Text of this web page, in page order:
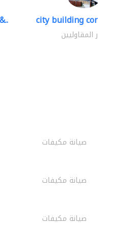
city building
كبار المقاوليين
صيانة مكيفات
صيانة مكيفات
صيانة مكيفات